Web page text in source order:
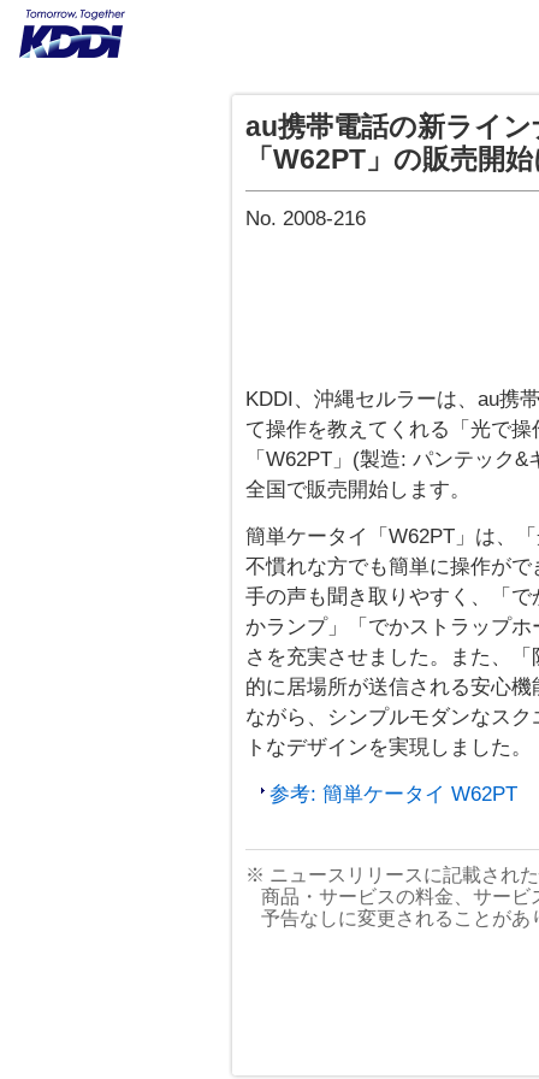
au携帯電話の新ライ
「W62PT」の販売開
No. 2008-216
KDDI、沖縄セルラーは、au携
て操作を教えてくれる「光で
「W62PT」(製造: パンテック
全国で販売開始します。
簡単ケータイ「W62PT」は、
不慣れな方でも簡単に操作が
手の声も聞き取りやすく、「
かランプ」「でかストラップ
さを充実させました。また、
的に居場所が送信される安心
ながら、シンプルモダンなス
トなデザインを実現しました。
参考: 簡単ケータイ W62PT
※ ニュースリリースに記載され
商品・サービスの料金、サー
予告なしに変更されることが